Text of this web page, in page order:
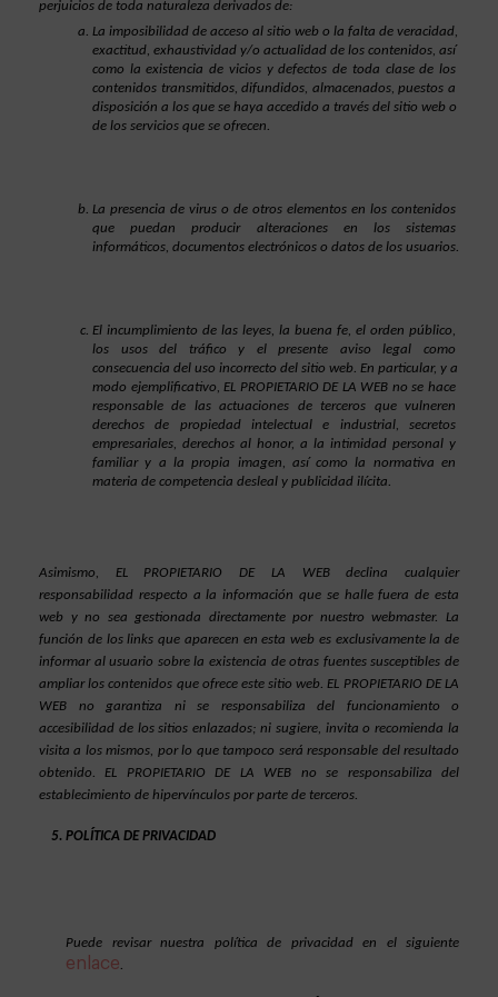
perjuicios de toda naturaleza derivados de:
La imposibilidad de acceso al sitio web o la falta de veracidad,
exactitud, exhaustividad y/o actualidad de los contenidos, así
como la existencia de vicios y defectos de toda clase de los
contenidos transmitidos, difundidos, almacenados, puestos a
disposición a los que se haya accedido a través del sitio web o
de los servicios que se ofrecen.
La presencia de virus o de otros elementos en los contenidos
que puedan producir alteraciones en los sistemas
informáticos, documentos electrónicos o datos de los usuarios.
El incumplimiento de las leyes, la buena fe, el orden público,
los usos del tráfico y el presente aviso legal como
consecuencia del uso incorrecto del sitio web. En particular, y a
modo ejemplificativo, EL PROPIETARIO DE LA WEB no se hace
responsable de las actuaciones de terceros que vulneren
derechos de propiedad intelectual e industrial, secretos
empresariales, derechos al honor, a la intimidad personal y
familiar y a la propia imagen, así como la normativa en
materia de competencia desleal y publicidad ilícita.
Asimismo, EL PROPIETARIO DE LA WEB declina cualquier
responsabilidad respecto a la información que se halle fuera de esta
web y no sea gestionada directamente por nuestro webmaster. La
función de los links que aparecen en esta web es exclusivamente la de
informar al usuario sobre la existencia de otras fuentes susceptibles de
ampliar los contenidos que ofrece este sitio web. EL PROPIETARIO DE LA
WEB no garantiza ni se responsabiliza del funcionamiento o
accesibilidad de los sitios enlazados; ni sugiere, invita o recomienda la
visita a los mismos, por lo que tampoco será responsable del resultado
obtenido. EL PROPIETARIO DE LA WEB no se responsabiliza del
establecimiento de hipervínculos por parte de terceros.
POLÍTICA DE PRIVACIDAD
enlace